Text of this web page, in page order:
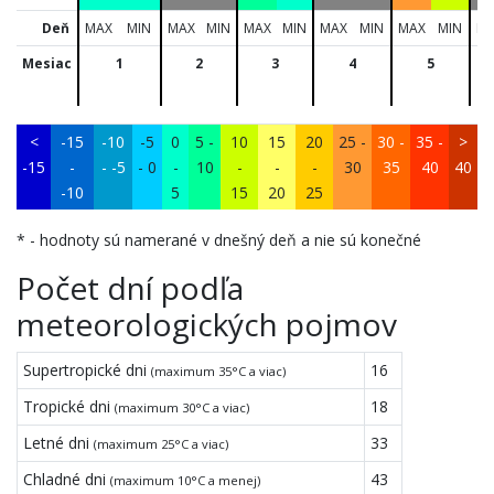
Deň
MAX MIN MAX MIN MAX MIN MAX MIN MAX MIN
Mesiac
1 2 3 4 5
<
-15
-15
-
-10
-10
- -5
-5
- 0
0
-
5
5 -
10
10
-
15
15
-
20
20
-
25
25 -
30
30 -
35
35 -
40
>
40
* - hodnoty sú namerané v dnešný deň a nie sú konečné
Počet dní podľa
meteorologických pojmov
Supertropické dni (maximum 35°C a viac)
16
Tropické dni (maximum 30°C a viac)
18
Letné dni (maximum 25°C a viac)
33
Chladné dni (maximum 10°C a menej) 43